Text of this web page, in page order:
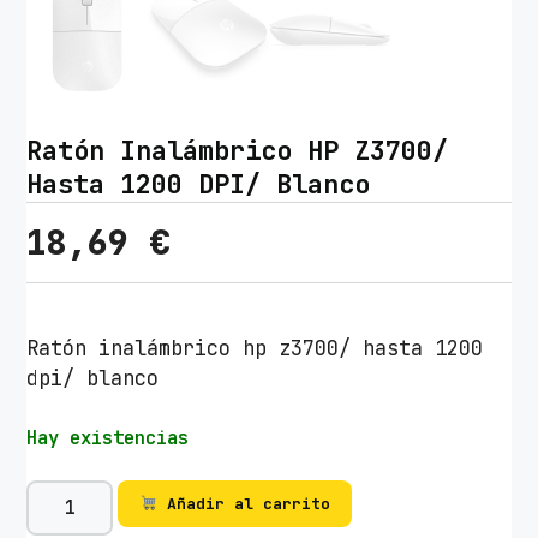
Ratón Inalámbrico HP Z3700/
Hasta 1200 DPI/ Blanco
18,69 €
Ratón inalámbrico hp z3700/ hasta 1200
dpi/ blanco
Hay existencias
R
a
Añadir al carrito